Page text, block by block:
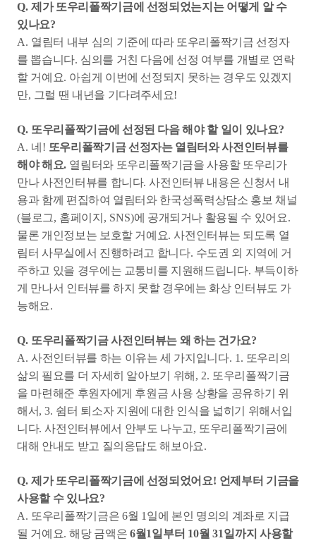
Q. 제가 또우리폴짝기금에 선정되었는지는 어떻게 알 수
있나요?
A. 열림터 내부 심의 기준에 따라 또우리폴짝기금 선정자
를 뽑습니다. 심의를 거친 다음에 선정 여부를 개별로 연락
할 거예요. 아쉽게 이번에 선정되지 못하는 경우도 있겠지
만, 그럴 땐 내년을 기다려주세요!
Q. 또우리폴짝기금에 선정된 다음 해야 할 일이 있나요?
A. 네 ! 또우리폴짝기금 선정자는 열림터와 사전인터뷰를
해야 해요. 열림터와 또우리폴짝기금을 사용할 또우리가
만나 사전인터뷰를 합니다.사전인터뷰 내용은 신청서 내
용과 함께 편집하여 열림터와 한국성폭력상담소 홍보 채널
(블로그, 홈페이지 , SNS)에 공개되거나 활용될 수 있어요.
물론 개인정보는 보호할 거예요.사전인터뷰는 되도록 열
림터 사무실에서 진행하려고 합니다. 수도권 외 지역에 거
주하고 있을 경우에는 교통비를 지원해드립니다. 부득이하
게 만나서 인터뷰를 하지 못할 경우에는 화상 인터뷰도 가
능해요.
Q. 또우리폴짝기금 사전인터뷰는 왜 하는 건가요?
A. 사전인터뷰를 하는 이유는 세 가지입니다. 1. 또우리의
삶의 필요를 더 자세히 알아보기 위해 , 2. 또우리폴짝기금
을 마련해준 후원자에게 후원금 사용 상황을 공유하기 위
해서, 3. 쉼터 퇴소자 지원에 대한 인식을 넓히기 위해서입
니다.사전인터뷰에서 안부도 나누고, 또우리폴짝기금에
대해 안내도 받고 질의응답도 해보아요.
Q. 제가 또우리폴짝기금에 선정되었어요! 언제부터 기금을
사용할 수 있나요?
A. 또우리폴짝기금은 6월 1 일에 본인 명의의 계좌로 지급
될 거예요.해당 금액은 6월1일부터 10월31일까지 사용할